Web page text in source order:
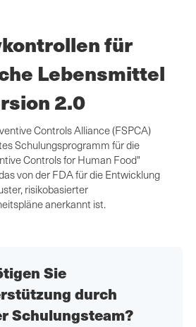
für
Lebensmittel
2.0
Controls Alliance (FSPCA)
Schulungsprogramm für die
Controls for Human Food"
von der FDA für die Entwicklung
risikobasierter
anerkannt ist.
Sie
durch
Schulungsteam?